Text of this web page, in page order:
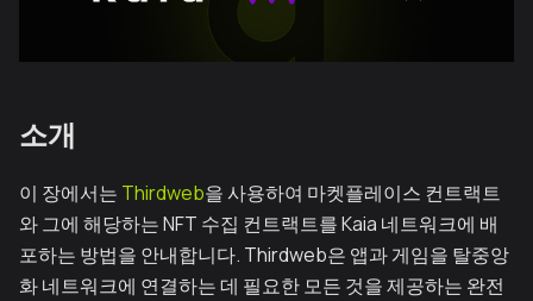
소개
이 장에서는 Thirdweb을 사용하여 마켓플레이스 컨트랙트
와 그에 해당하는 NFT 수집 컨트랙트를 Kaia 네트워크에 배
포하는 방법을 안내합니다. Thirdweb은 앱과 게임을 탈중앙
화 네트워크에 연결하는 데 필요한 모든 것을 제공하는 완전